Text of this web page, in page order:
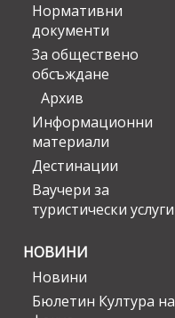
Нормативни
документи
За обществено
обсъждане
Архив
Информационни
материали
Дестинации
Ваучери за
туристически услуги
НОВИНИ
Новини
Бюлетин Култура на